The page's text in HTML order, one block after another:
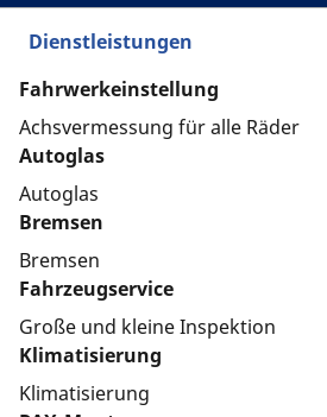
Dienstleistungen
Fahrwerkeinstellung
Achsvermessung für alle Räder
Autoglas
Autoglas
Bremsen
Bremsen
Fahrzeugservice
Große und kleine Inspektion
Klimatisierung
Klimatisierung